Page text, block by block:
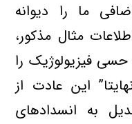
ما را دیوانه
مثال مذكور،
فیزیولوژیك را
این عادت از
به انسدادهای